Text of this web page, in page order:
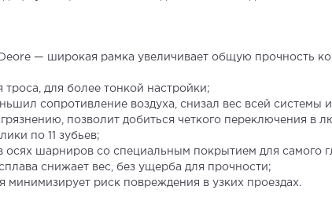
— широкая рамка увеличивает общую прочность
троса, для более тонкой настройки;
сопротивление воздуха, снизал вес всей системы
позволит добиться четкого переключения в
по 11 зубьев;
шарниров со специальным покрытием для самого
снижает вес, без ущерба для прочности;
минимизирует риск повреждения в узких проездах.